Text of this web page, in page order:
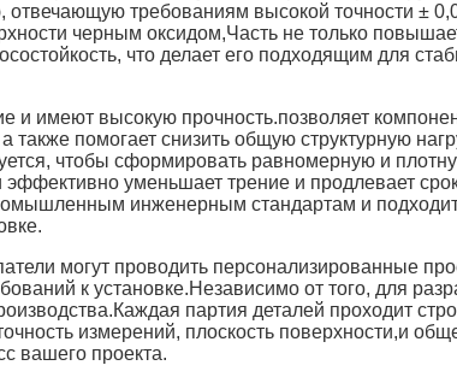
отвечающую требованиям высокой точности ±
черным оксидом,Часть не только
что делает его подходящим для
имеют высокую прочность.позволяет
помогает снизить общую структурную
чтобы сформировать равномерную и
эффективно уменьшает трение и продлевает
инженерным стандартам и
могут проводить персонализированные
к установке.Независимо от того, для
партия деталей проходит
измерений, плоскость поверхности,и
вашего проекта.